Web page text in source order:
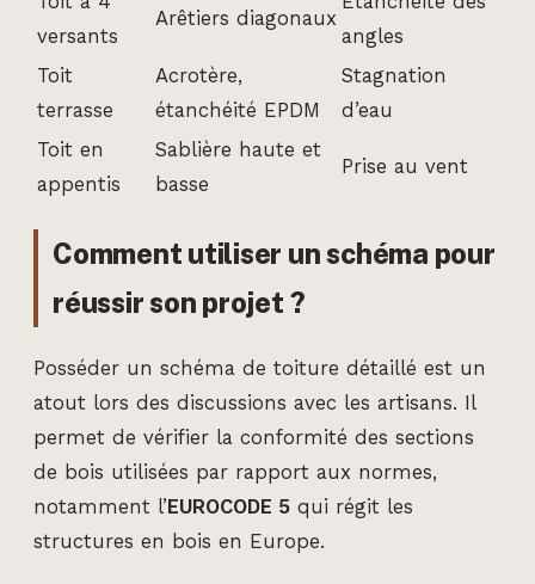
versants
Arêtiers diagonaux
angles
Toit
terrasse
Acrotère,
étanchéité EPDM
Stagnation
d’eau
Toit en
appentis
Sablière haute et
basse
Prise au vent
Comment utiliser un schéma pour
réussir son projet ?
Posséder un schéma de toiture détaillé est un
atout lors des discussions avec les artisans. Il
permet de vérifier la conformité des sections
de bois utilisées par rapport aux normes,
notamment l’EUROCODE 5 qui régit les
structures en bois en Europe.